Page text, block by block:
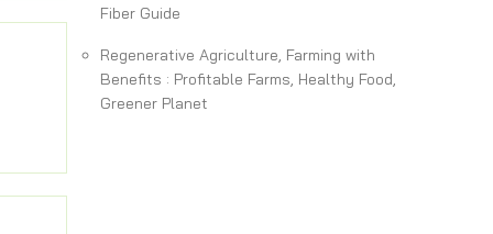
Fiber Guide
Regenerative Agriculture, Farming with
Benefits : Profitable Farms, Healthy Food,
Greener Planet